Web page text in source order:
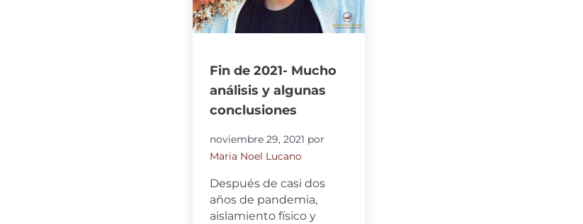
Fin de 2021- Mucho
análisis y algunas
conclusiones
noviembre 29, 2021 por
Maria Noel Lucano
Después de casi dos
años de pandemia,
aislamiento físico y